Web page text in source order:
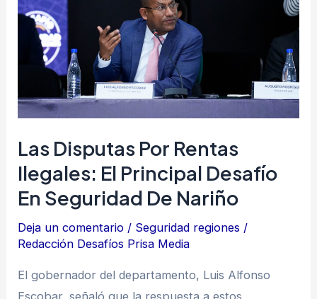
Las Disputas Por Rentas
Ilegales: El Principal Desafío
En Seguridad De Nariño
Deja un comentario / Seguridad regiones /
Redacción Desafíos Prisa Media
El gobernador del departamento, Luis Alfonso
Escobar, señaló que la respuesta a estos
por
rentas
ilegales:
principal
desafío
en
de
Nariño